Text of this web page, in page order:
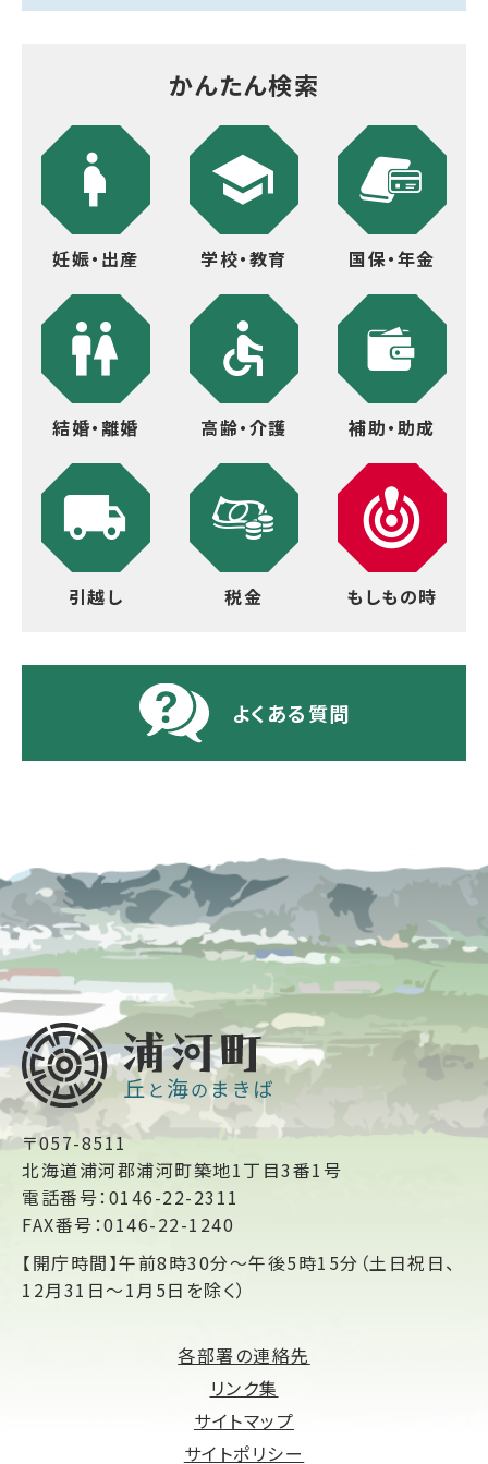
かんたん検索
妊娠・出産 学校・教育 国保・年金
結婚・離婚 高齢・介護 補助・助成
引越し 税金 もしもの時
よくある質問
〒057-8511
北海道浦河郡浦河町築地1丁目3番1号
電話番号：0146-22-2311
FAX番号：0146-22-1240
【開庁時間】午前8時30分～午後5時15分（土日祝日、
12月31日～1月5日を除く）
各部署の連絡先
リンク集
サイトマップ
サイトポリシー